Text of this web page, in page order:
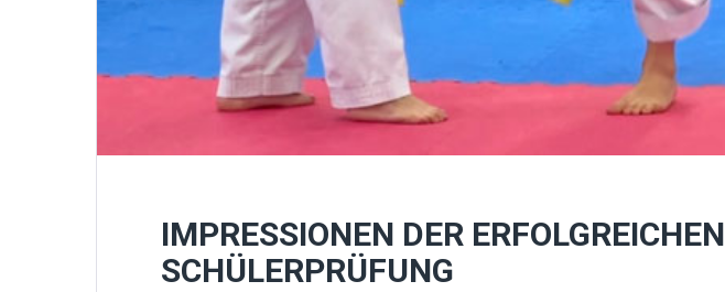
IMPRESSIONEN DER ERFOLGREICHEN
SCHÜLERPRÜFUNG